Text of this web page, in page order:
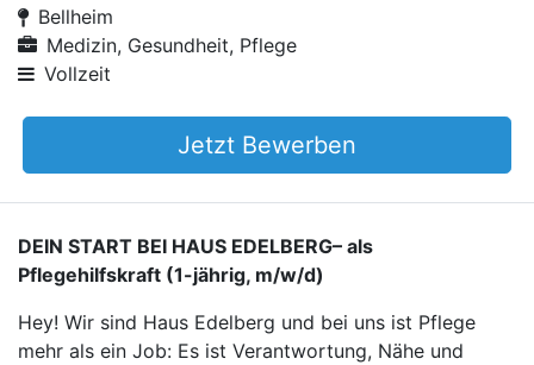
Bellheim
Medizin, Gesundheit, Pflege
Vollzeit
Jetzt Bewerben
DEIN START BEI HAUS EDELBERG– als
Pflegehilfskraft (1-jährig, m/w/d)
Hey! Wir sind Haus Edelberg und bei uns ist Pflege
mehr als ein Job: Es ist Verantwortung, Nähe und